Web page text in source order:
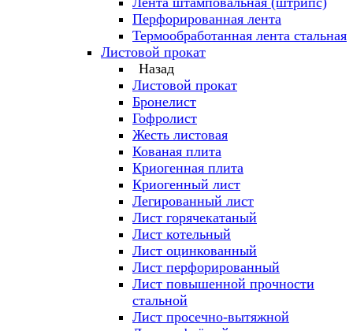
Перфорированная лента
Термообработанная лента стальная
Листовой прокат
Назад
Листовой прокат
Бронелист
Гофролист
Жесть листовая
Кованая плита
Криогенная плита
Криогенный лист
Легированный лист
Лист горячекатаный
Лист котельный
Лист оцинкованный
Лист перфорированный
Лист повышенной прочности
стальной
Лист просечно-вытяжной